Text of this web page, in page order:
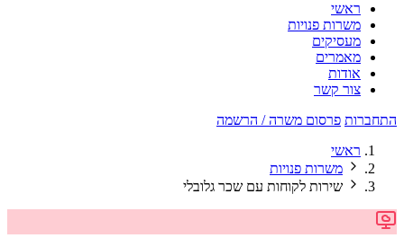
ראשי
משרות פנויות
מעסיקים
מאמרים
אודות
צור קשר
התחברות פרסום משרה / הרשמה
ראשי
משרות פנויות
שירות לקוחות עם שכר גלובלי